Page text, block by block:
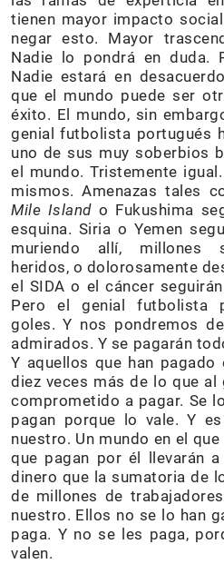
tienen mayor impacto
negar esto. Mayor
Nadie lo pondrá en duda.
Nadie estará en
que el mundo puede ser
éxito. El mundo, sin
genial futbolista portugués
uno de sus muy soberbios
el mundo. Tristemente
mismos. Amenazas tales
Mile Island o Fukushima
esquina. Siria o Yemen
muriendo allí, millones
heridos, o dolorosamente
el SIDA o el cáncer
Pero el genial futbolista
goles. Y nos pondremos
admirados. Y se pagarán
Y aquellos que han
diez veces más de lo que
comprometido a pagar. Se
pagan porque lo vale. Y
nuestro. Un mundo en el
que pagan por él llevarán
dinero que la sumatoria de
de millones de
nuestro. Ellos no se lo han
paga. Y no se les paga,
valen.